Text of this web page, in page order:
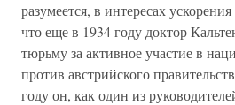
разумеется, в интересах
что еще в 1934 году доктор
тюрьму за активное участие в
против австрийского
году он, как один из